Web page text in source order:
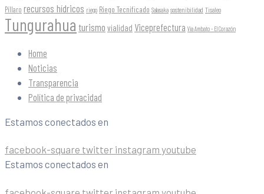
Píllaro recursos hídricos riego Riego Tecnificado Salasaka sostenibilidad Tisaleo
Tungurahua turismo vialidad Viceprefectura Vía Ambato - El Corazón
Home
Noticias
Transparencia
Política de privacidad
Estamos conectados en
facebook-square twitter instagram youtube
Estamos conectados en